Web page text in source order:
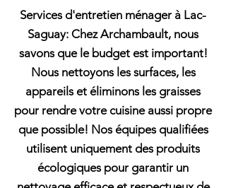
Services d'entretien ménager à Lac-
Saguay: Chez Archambault, nous
savons que le budget est important!
Nous nettoyons les surfaces, les
appareils et éliminons les graisses
pour rendre votre cuisine aussi propre
que possible! Nos équipes qualifiées
utilisent uniquement des produits
écologiques pour garantir un